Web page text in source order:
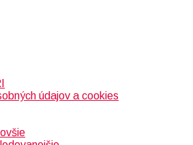
údajov a cookies